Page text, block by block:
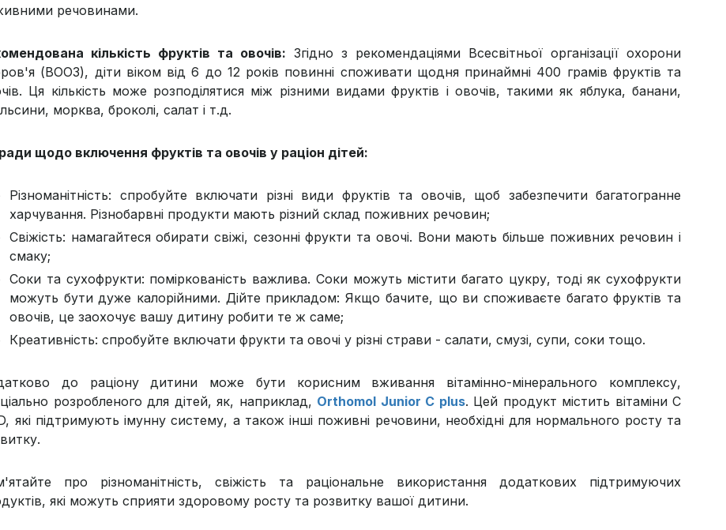
речовинами.
кількість фруктів та овочів: Згідно з рекомендаціями Всесвітньої організації охорони
(ВООЗ), діти віком від 6 до 12 років повинні споживати щодня принаймні 400 грамів фруктів та
Ця кількість може розподілятися між різними видами фруктів і овочів, такими як яблука, банани,
морква, броколі, салат і т.д.
щодо включення фруктів та овочів у раціон дітей:
Різноманітність: cпробуйте включати різні види фруктів та овочів, щоб забезпечити багатогранне
харчування. Різнобарвні продукти мають різний склад поживних речовин;
Свіжість: намагайтеся обирати свіжі, сезонні фрукти та овочі. Вони мають більше поживних речовин і
смаку;
Соки та сухофрукти: поміркованість важлива. Соки можуть містити багато цукру, тоді як сухофрукти
можуть бути дуже калорійними. Дійте прикладом: Якщо бачите, що ви споживаєте багато фруктів та
овочів, це заохочує вашу дитину робити те ж саме;
Креативність: спробуйте включати фрукти та овочі у різні страви - салати, смузі, супи, соки тощо.
до раціону дитини може бути корисним вживання вітамінно-мінерального комплексу,
розробленого для дітей, як, наприклад, Orthomol Junior C plus. Цей продукт містить вітаміни C
які підтримують імунну систему, а також інші поживні речовини, необхідні для нормального росту та
про різноманітність, свіжість та раціональне використання додаткових підтримуючих
які можуть сприяти здоровому росту та розвитку вашої дитини.